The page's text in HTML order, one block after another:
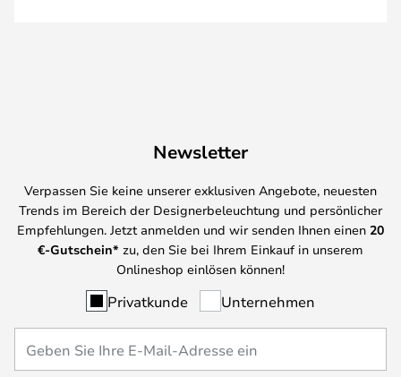
Newsletter
Verpassen Sie keine unserer exklusiven Angebote, neuesten
Trends im Bereich der Designerbeleuchtung und persönlicher
Empfehlungen. Jetzt anmelden und wir senden Ihnen einen 20
€-Gutschein* zu, den Sie bei Ihrem Einkauf in unserem
Onlineshop einlösen können!
Privatkunde Unternehmen